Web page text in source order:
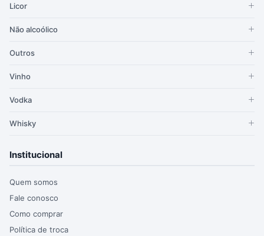
Licor
Não alcoólico
Outros
Vinho
Vodka
Whisky
Institucional
Quem somos
Fale conosco
Como comprar
Política de troca